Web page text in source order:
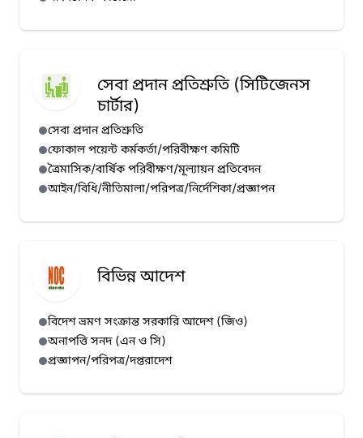
সেবা প্রদান প্রতিশ্রুতি (সিটিজেনস
চার্টার)
সেবা প্রদান প্রতিশ্রুতি
ফোকাল পয়েন্ট কর্মকর্তা/পরিবীক্ষণ কমিটি
ত্রৈমাসিক/বার্ষিক পরিবীক্ষণ/মূল্যায়ন প্রতিবেদন
আইন/বিধি/নীতিমালা/পরিপত্র/নির্দেশিকা/প্রজ্ঞাপন
বিভিন্ন আদেশ
বিদেশ ভ্রমণ সংক্রান্ত সরকারি আদেশ (জিও)
অনাপত্তি সনদ (এন ও সি)
প্রজ্ঞাপন/পরিপত্র/দপ্তরাদেশ